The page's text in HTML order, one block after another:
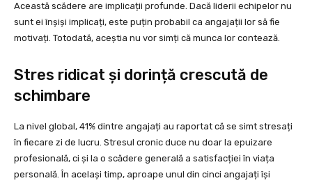
Această scădere are implicații profunde. Dacă liderii echipelor nu
sunt ei înșiși implicați, este puțin probabil ca angajații lor să fie
motivați. Totodată, aceștia nu vor simți că munca lor contează.
Stres ridicat și dorință crescută de
schimbare
La nivel global, 41% dintre angajați au raportat că se simt stresați
în fiecare zi de lucru. Stresul cronic duce nu doar la epuizare
profesională, ci și la o scădere generală a satisfacției în viața
personală. În același timp, aproape unul din cinci angajați își